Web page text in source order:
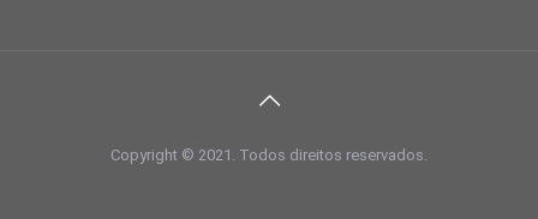
Copyright © 2021. Todos direitos reservados.